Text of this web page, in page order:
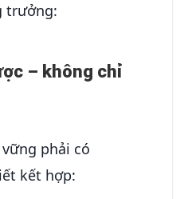
trưởng:
– không chỉ
phải có
kết hợp: